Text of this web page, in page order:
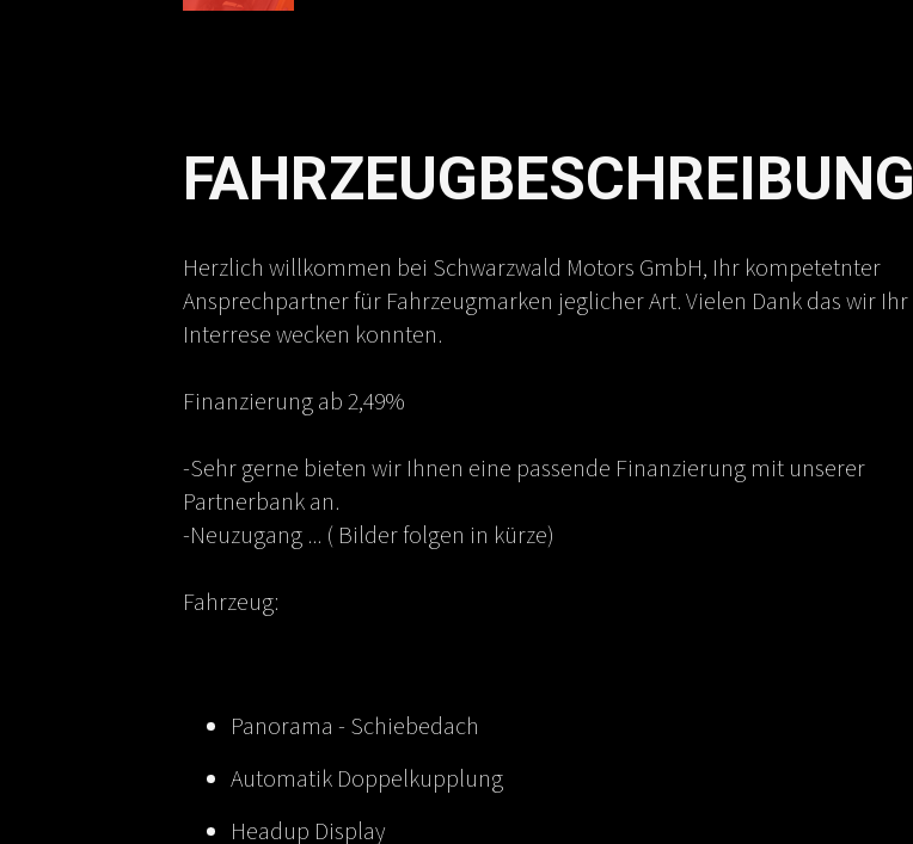
FAHRZEUGBESCHREIBUNG
Herzlich willkommen bei Schwarzwald Motors GmbH, Ihr kompetetnter
Ansprechpartner für Fahrzeugmarken jeglicher Art. Vielen Dank das wir Ihr
Interrese wecken konnten.
Finanzierung ab 2,49%
-Sehr gerne bieten wir Ihnen eine passende Finanzierung mit unserer
Partnerbank an.
-Neuzugang ... ( Bilder folgen in kürze)
Fahrzeug:
Panorama - Schiebedach
Automatik Doppelkupplung
Headup Display